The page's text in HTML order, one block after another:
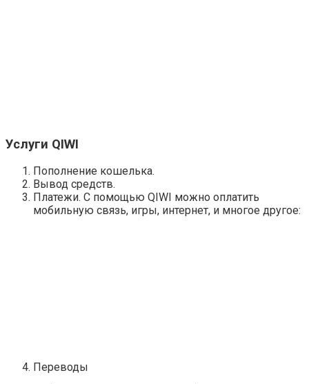
Услуги QIWI
Пополнение кошелька.
Вывод средств.
Платежи. C помощью QIWI можно оплатить
мобильную связь, игры, интернет, и многое другое:
Переводы